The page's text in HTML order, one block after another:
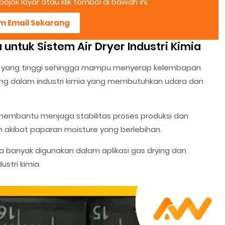
Email Sekarang
Sistem Air Dryer Industri Kimia
tinggi sehingga mampu menyerap kelembapan
dalam industri kimia yang membutuhkan udara dan
menjaga stabilitas proses produksi dan
akibat paparan moisture yang berlebihan.
banyak digunakan dalam aplikasi gas drying dan
kimia.